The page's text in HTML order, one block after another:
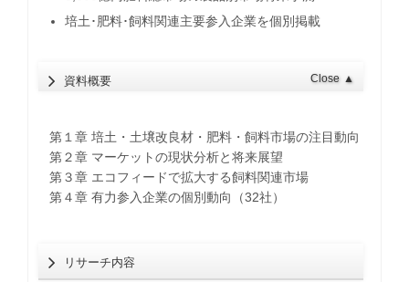
培土･肥料･飼料関連主要参入企業を個別掲載
資料概要 Close ▲
第１章 培土・土壌改良材・肥料・飼料市場の注目動向
第２章 マーケットの現状分析と将来展望
第３章 エコフィードで拡大する飼料関連市場
第４章 有力参入企業の個別動向（32社）
リサーチ内容